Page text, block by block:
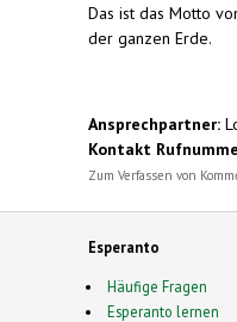
Das ist das Motto
der ganzen Erde.
Ansprechpartner:
Kontakt
Zum Verfassen von
Esperanto
Häufige Fragen
Esperanto lernen